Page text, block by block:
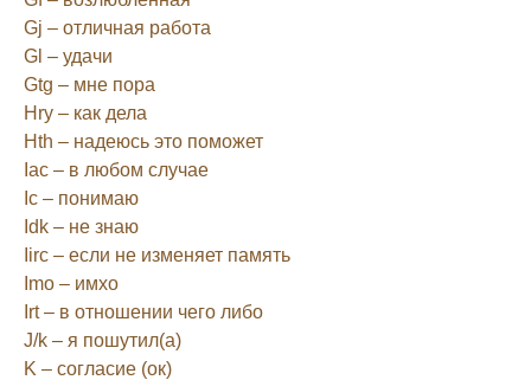
Gj – отличная работа
Gl – удачи
Gtg – мне пора
Hry – как дела
Hth – надеюсь это поможет
Iac – в любом случае
Ic – понимаю
Idk – не знаю
Iirc – если не изменяет память
Imo – имхо
Irt – в отношении чего либо
J/k – я пошутил(а)
K – согласие (ок)